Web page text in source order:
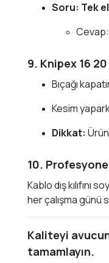
Soru: Tek
Cevap:
9. Knipex 16
Bıçağı
Kesim
Dikkat:
10.
Kablo dış
her çalışma günü
Kaliteyi
tamamlayın.